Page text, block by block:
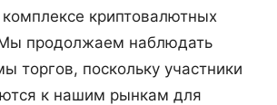
криптовалютных
продолжаем наблюдать
торгов, поскольку участники
к нашим рынкам для